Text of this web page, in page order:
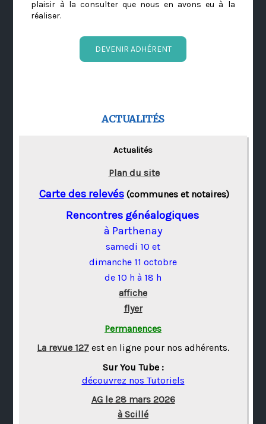
plaisir à la consulter que nous en avons eu à la
réaliser.
DEVENIR ADHÉRENT
ACTUALITÉS
Actualités
Plan du site
Carte des relevés(communes et notaires)
Rencontres généalogiques
à Parthenay
samedi 10 et
dimanche 11 octobre
de 10 h à 18 h
affiche
flyer
Permanences
La revue 127 est en ligne pour nos adhérents.
Sur You Tube :
découvrez nos Tutoriels
AG le 28 mars 2026
à Scillé